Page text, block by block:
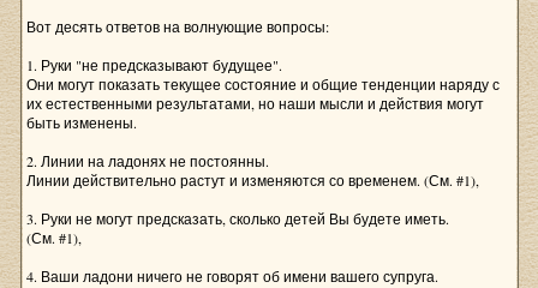
Вот десять ответов на волнующие вопросы:
1. Руки "не предсказывают будущее".
Они могут показать текущее состояние и общие тенденции наряду с
их естественными результатами, но наши мысли и действия могут
быть изменены.
2. Линии на ладонях не постоянны.
Линии действительно растут и изменяются со временем. (См. #1),
3. Руки не могут предсказать, сколько детей Вы будете иметь.
(См. #1),
4. Ваши ладони ничего не говорят об имени вашего супруга.